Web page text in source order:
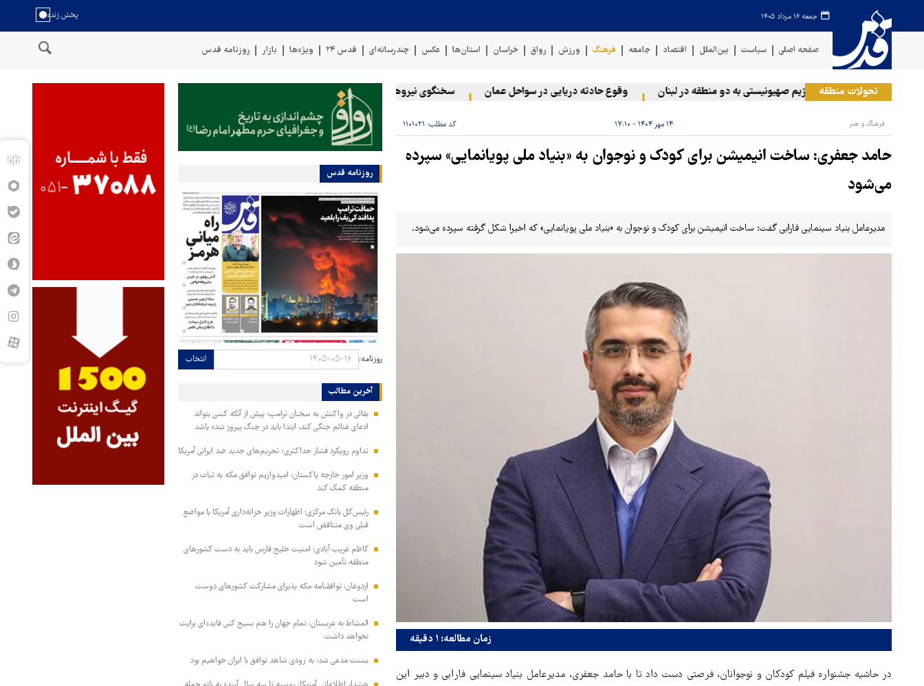
جمعه ۱۶ مرداد ۱۴۰۵
صفحه اصلی سیاست بین‌الملل اقتصاد جامعه فرهنگ ورزش رواق خراسان استان‌ها عکس چندرسانه‌ای قدس ۲۴ ویژه‌ها بازار روزنامه قدس
تحولات منطقهحمله رژیم صهیونیستی به دو منطقه در لبنان وقوع حادثه دریایی در سواحل عمان سخنگوی نیروهای مسلح یمن: کشتی نفتی عربستان را با موشک بالستیک هدف قرار دادیم
فرهنگ و هنر ۱۴ مهر ۱۴۰۴ - ۱۷:۱۰ کد مطلب: ۱۱۰۱۰۲۱
حامد جعفری: ساخت انیمیشن برای کودک و نوجوان به «بنیاد ملی پویانمایی» سپرده
می‌شود
مدیرعامل بنیاد سینمایی فارابی گفت: ساخت انیمیشن برای کودک و نوجوان به «بنیاد ملی پویانمایی» که اخیرا شکل گرفته سپرده می‌شود.
زمان مطالعه: ۱ دقیقه
در حاشیه جشنواره فیلم کودکان و نوجوانان، فرصتی دست داد تا با حامد جعفری، مدیرعامل بنیاد سینمایی فارابی و دبیر این
روزنامه قدس
روزنامه: انتخاب
آخرین مطالب
بقائی در واکنش به سخنان ترامپ: پیش از آنکه کسی بتواند
ادعای غنائم جنگی کند، ابتدا باید در جنگ پیروز شده باشد
تداوم رویکرد فشار حداکثری؛ تحریم‌های جدید ضد ایرانی آمریکا
وزیر امور خارجه پاکستان: امیدواریم توافق مکه به ثبات در
منطقه کمک کند
رئیس‌کل بانک مرکزی: اظهارات وزیر خزانه‌داری آمریکا با مواضع
قبلی وی متناقض است
کاظم غریب آبادی: امنیت خلیج فارس باید به دست کشورهای
منطقه تأمین شود
اردوغان: توافقنامه مکه پذیرای مشارکت کشورهای دوست
است
المشاط به عربستان: تمام جهان را هم بسیج کنی فایده‌ای برایت
نخواهد داشت
بسنت مدعی شد: به زودی شاهد توافق با ایران خواهیم بود